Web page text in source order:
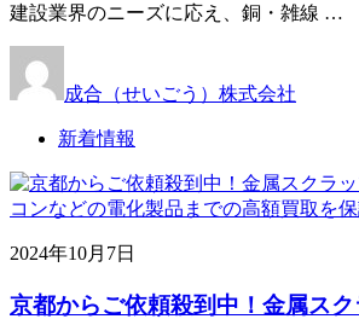
建設業界のニーズに応え、銅・雑線 …
成合（せいごう）株式会社
新着情報
2024年10月7日
京都からご依頼殺到中！金属スク